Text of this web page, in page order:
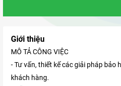
Giới thiệu
MÔ TẢ CÔNG VIỆC
- Tư vấn, thiết kế các giải pháp bảo
khách hàng.